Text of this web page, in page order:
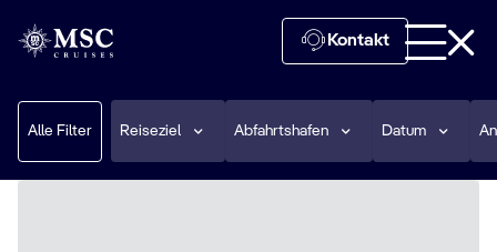
Kontakt
Reiseziel Abfahrtshafen Datum
Alle Filter